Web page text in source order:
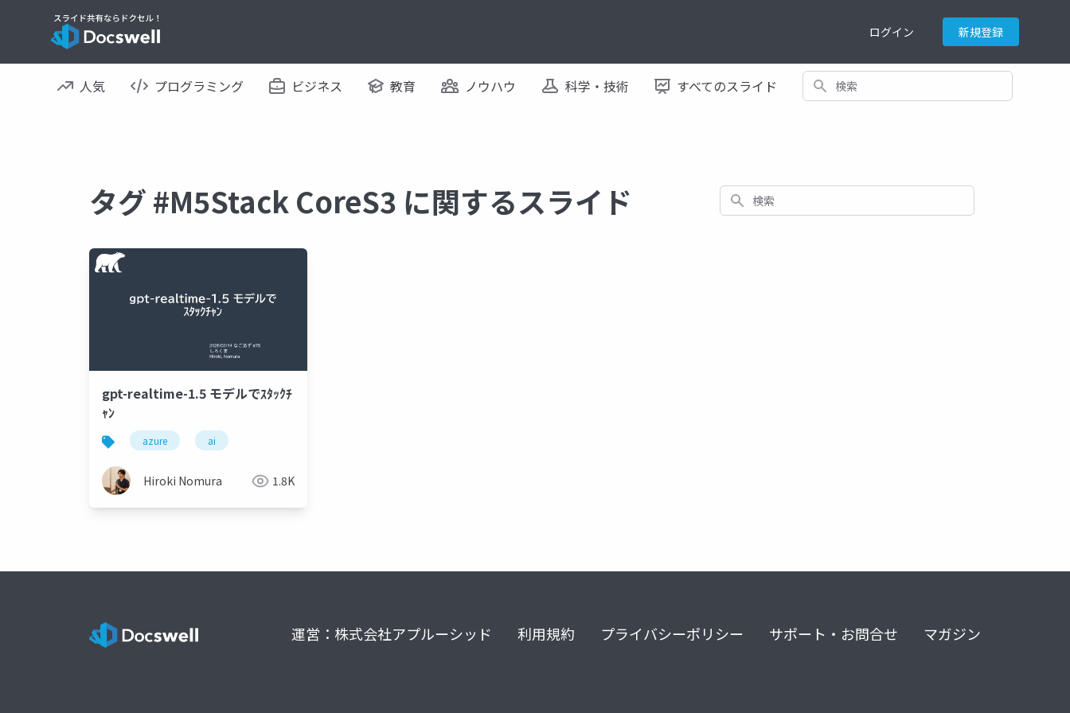
ログイン 新規登録
人気 プログラミング ビジネス 教育 ノウハウ 科学・技術 すべてのスライド 検索
タグ #M5Stack CoreS3 に関するスライド 検索
gpt-realtime-1.5 モデルでｽﾀｯｸﾁ
ｬﾝ
azure ai
Hiroki Nomura 1.8K
運営：株式会社アプルーシッド 利用規約 プライバシーポリシー サポート・お問合せ マガジン